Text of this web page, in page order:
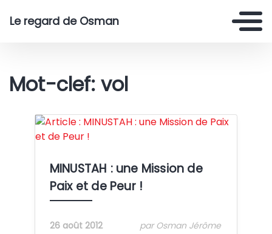
Le regard de Osman
Mot-clef: vol
MINUSTAH : une Mission de
Paix et de Peur !
26 août 2012 par Osman Jérôme